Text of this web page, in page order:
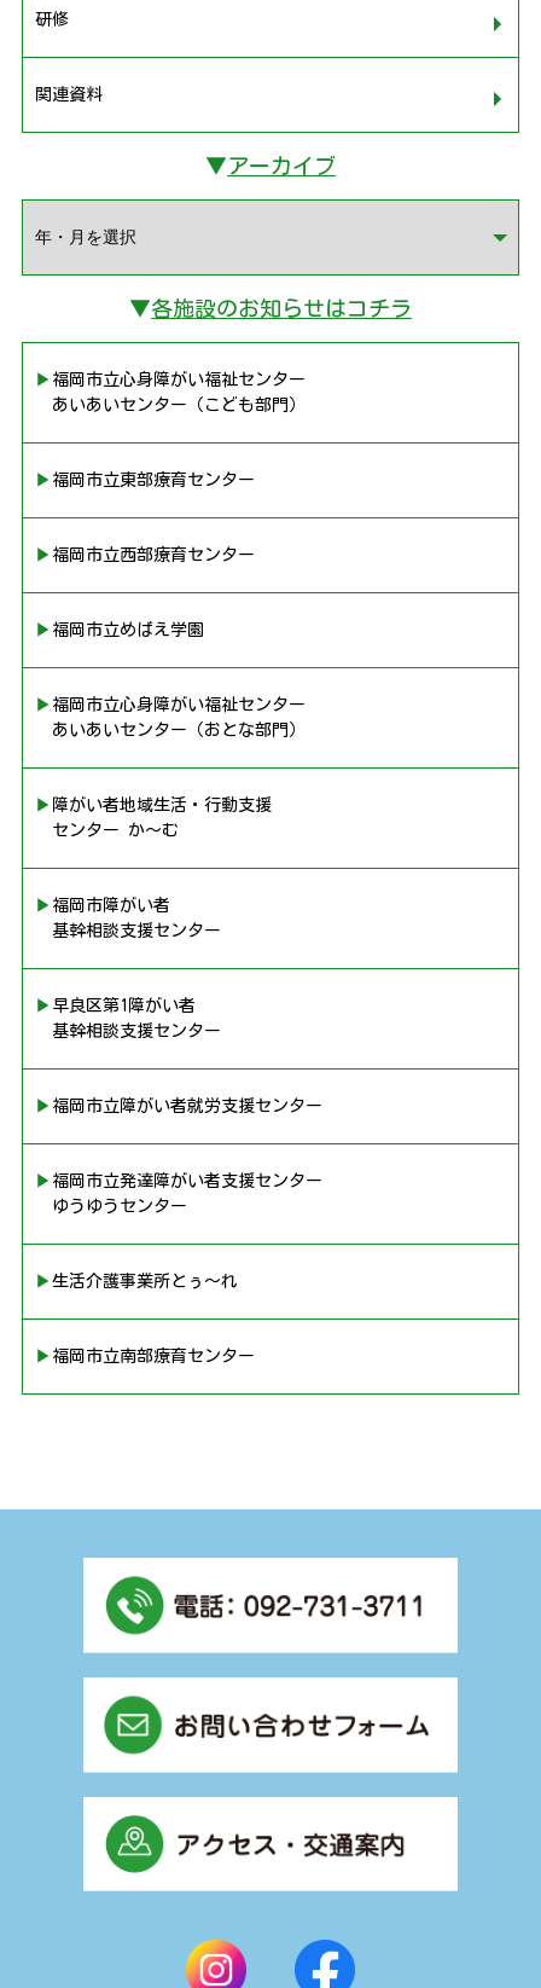
研修
関連資料
▼アーカイブ
▼各施設のお知らせはコチラ
▶︎福岡市立心身障がい福祉センター
あいあいセンター（こども部門）
▶︎福岡市立東部療育センター
▶︎福岡市立西部療育センター
▶︎福岡市立めばえ学園
▶︎福岡市立心身障がい福祉センター
あいあいセンター（おとな部門）
▶︎障がい者地域生活・行動支援
センター か〜む
▶︎福岡市障がい者
基幹相談支援センター
▶︎早良区第1障がい者
基幹相談支援センター
▶︎福岡市立障がい者就労支援センター
▶︎福岡市立発達障がい者支援センター
ゆうゆうセンター
▶︎生活介護事業所とぅ〜れ
▶︎福岡市立南部療育センター